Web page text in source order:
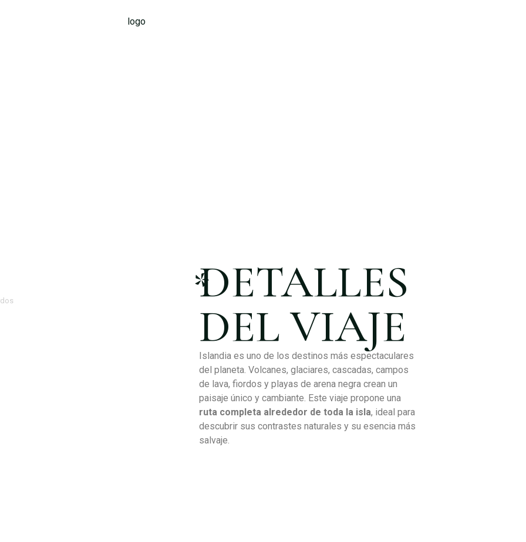
*
DETALLES
DEL VIAJE
Islandia es uno de los destinos más espectaculares
del planeta. Volcanes, glaciares, cascadas, campos
de lava, fiordos y playas de arena negra crean un
paisaje único y cambiante. Este viaje propone una
ruta completa alrededor de toda la isla, ideal para
descubrir sus contrastes naturales y su esencia más
salvaje.